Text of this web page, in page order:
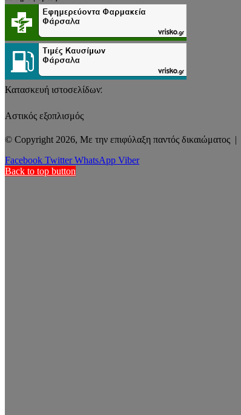
Κατασκευή ιστοσελίδων:
Αστικός εξοπλισμός
© Copyright 2026, Με την επιφύλαξη παντός δικαιώματος |
Facebook Twitter WhatsApp Viber
Back to top button